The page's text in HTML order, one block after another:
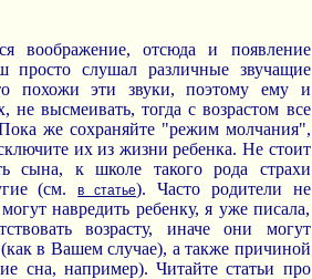
воображение, отсюда и появление
слушал различные звучащие
похожи эти звуки, поэтому ему и
не высмеивать, тогда с возрастом все
же сохраняйте "режим молчания",
их из жизни ребенка. Не стоит
сына, к школе такого рода страхи
(см.в статье). Часто родители не
навредить ребенку, я уже писала,
возрасту, иначе они могут
в Вашем случае), а также причиной
сна, например). Читайте статьи про